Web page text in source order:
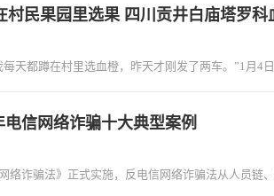
村民果园里选果 四川贡井白庙塔罗
天都蹲在村里选血橙，昨天才刚发了两车。”1月4
信网络诈骗十大典型案例
络诈骗法》正式实施，反电信网络诈骗法从人员